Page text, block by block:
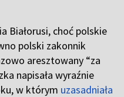
Białorusi, choć polskie
polski zakonnik
aresztowany “za
napisała wyraźnie
w którym uzasadniała